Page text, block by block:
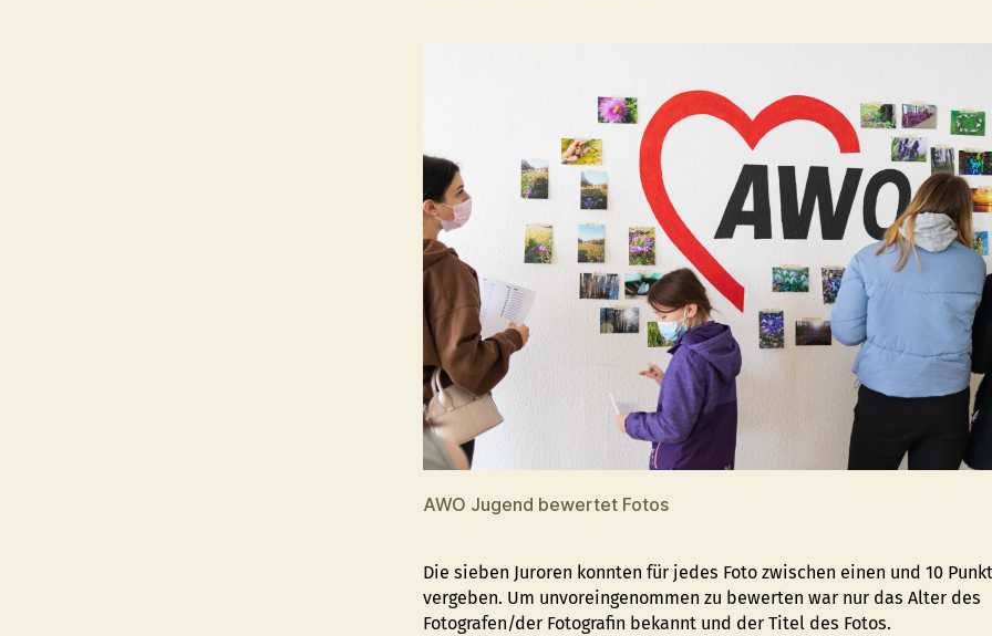
AWO Jugend bewertet Fotos
Die sieben Juroren konnten für jedes Foto zwischen einen und 10
vergeben. Um unvoreingenommen zu bewerten war nur das Alter des
Fotografen/der Fotografin bekannt und der Titel des Fotos.